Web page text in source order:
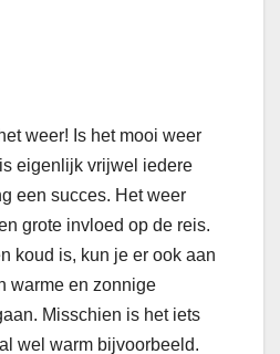
weer! Is het mooi weer
eigenlijk vrijwel iedere
een succes. Het weer
grote invloed op de reis.
koud is, kun je er ook aan
warme en zonnige
Misschien is het iets
wel warm bijvoorbeeld.